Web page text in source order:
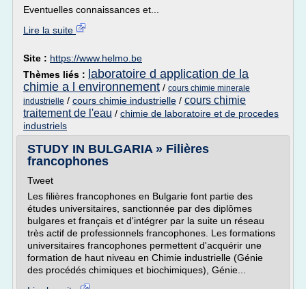
Eventuelles connaissances et...
Lire la suite
Site : https://www.helmo.be
Thèmes liés : laboratoire d application de la
chimie a l environnement / cours chimie minerale
industrielle / cours chimie industrielle / cours chimie
traitement de l'eau / chimie de laboratoire et de procedes
industriels
STUDY IN BULGARIA » Filières
francophones
Tweet
Les filières francophones en Bulgarie font partie des
études universitaires, sanctionnée par des diplômes
bulgares et français et d'intégrer par la suite un réseau
très actif de professionnels francophones. Les formations
universitaires francophones permettent d'acquérir une
formation de haut niveau en Chimie industrielle (Génie
des procédés chimiques et biochimiques), Génie...